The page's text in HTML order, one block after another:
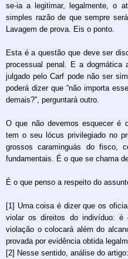
se-ia a legitimar, legalmente, o
simples razão de que sempre
Lavagem de prova. Eis o ponto.
Esta é a questão que deve ser
processual penal. E a dogmática
julgado pelo Carf pode não ser
poderá dizer que “não importa
demais?”, perguntará outro.
O que não devemos esquecer é
tem o seu lócus privilegiado no
grossos caraminguás do fisco,
fundamentais. É o que se chama
É o que penso a respeito do
[1] Uma coisa é dizer que os
violar os direitos do indivíduo: é
violação o colocará além do
provada por evidência obtida
[2] Nesse sentido, análise do